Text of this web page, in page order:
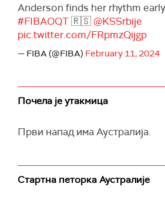
Anderson finds her rhythm
#FIBAOQT🇷🇸 @KSSrbije
pic.twitter.com/FRpmzQijgp
— FIBA (@FIBA) February 11, 2024
Почела је утакмица
Први напад има Аустралија.
Стартна петорка Аустралије